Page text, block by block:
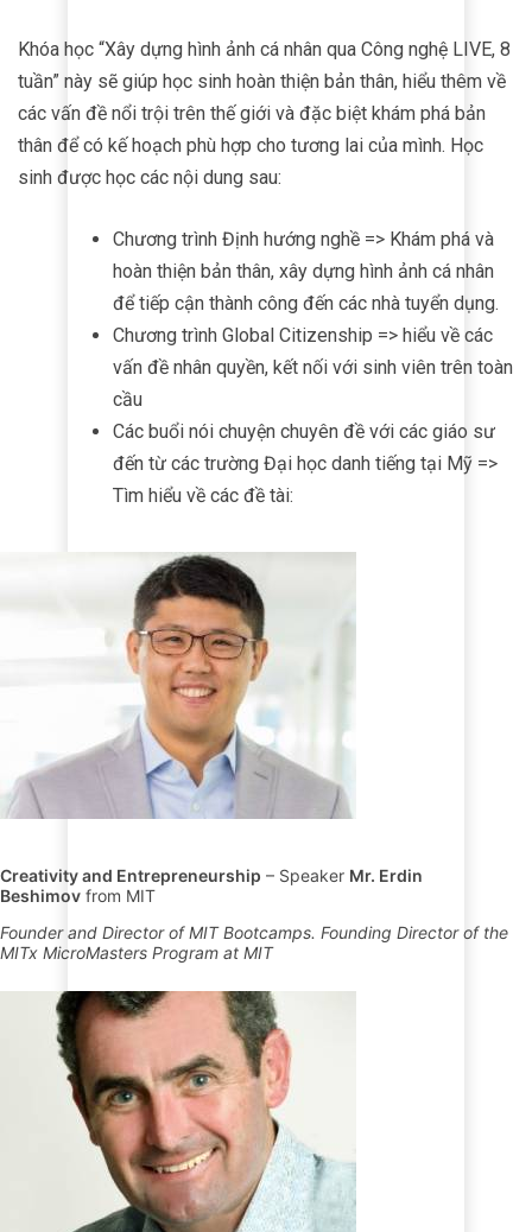
Khóa học “Xây dựng hình ảnh cá nhân qua Công nghệ LIVE, 8
tuần” này sẽ giúp học sinh hoàn thiện bản thân, hiểu thêm về
các vấn đề nổi trội trên thế giới và đặc biệt khám phá bản
thân để có kế hoạch phù hợp cho tương lai của mình. Học
sinh được học các nội dung sau:
Chương trình Định hướng nghề => Khám phá và
hoàn thiện bản thân, xây dựng hình ảnh cá nhân
để tiếp cận thành công đến các nhà tuyển dụng.
Chương trình Global Citizenship => hiểu về các
vấn đề nhân quyền, kết nối với sinh viên trên toàn
cầu
Các buổi nói chuyện chuyên đề với các giáo sư
đến từ các trường Đại học danh tiếng tại Mỹ =>
Tìm hiểu về các đề tài:
Creativity and Entrepreneurship – Speaker Mr. Erdin
Beshimov from MIT
Founder and Director of MIT Bootcamps. Founding Director of the
MITx MicroMasters Program at MIT